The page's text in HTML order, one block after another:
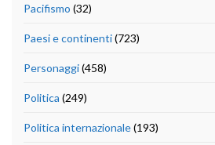
Pacifismo (32)
Paesi e continenti(723)
Personaggi(458)
Politica (249)
Politica internazionale(193)